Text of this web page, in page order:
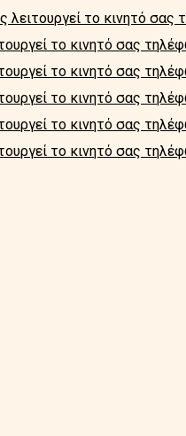
λειτουργεί το κινητό σας
το κινητό σας
το κινητό σας
το κινητό σας
το κινητό σας
το κινητό σας